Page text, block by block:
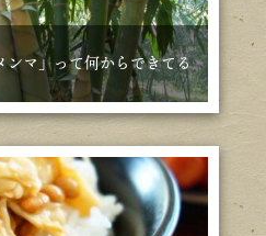
マ」って何からできてる